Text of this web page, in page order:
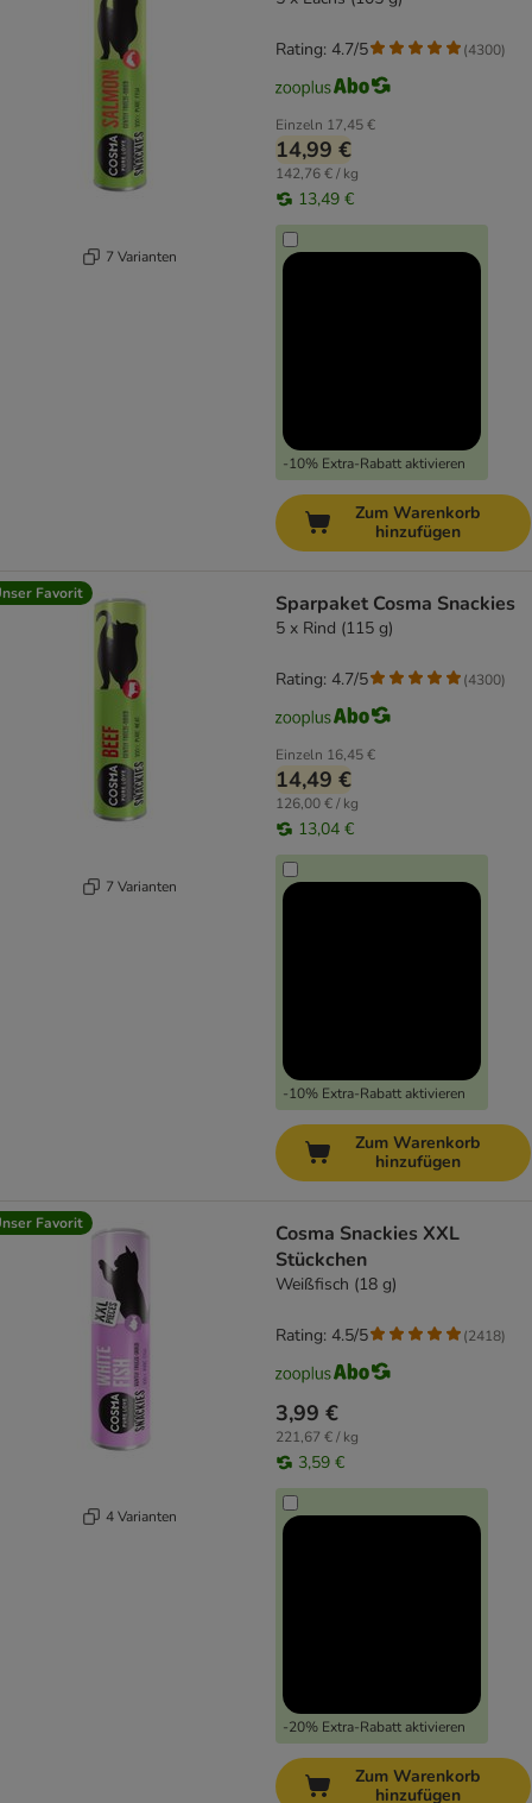
7 Varianten
Einzeln 17,45 €
14,99 €
142,76 € / kg
13,49 €
-10% Extra-Rabatt aktivieren
Rating: 4.7/5 (4300)
Zum Warenkorb
hinzufügen
Favorit
7 Varianten
Sparpaket Cosma Snackies
5 x Rind (115 g)
Einzeln 16,45 €
14,49 €
126,00 € / kg
13,04 €
-10% Extra-Rabatt aktivieren
Rating: 4.7/5 (4300)
Zum Warenkorb
hinzufügen
Favorit
4 Varianten
Cosma Snackies XXL
Stückchen
Weißfisch (18 g)
3,99 €
221,67 € / kg
3,59 €
-20% Extra-Rabatt aktivieren
Rating: 4.5/5 (2418)
Zum Warenkorb
hinzufügen